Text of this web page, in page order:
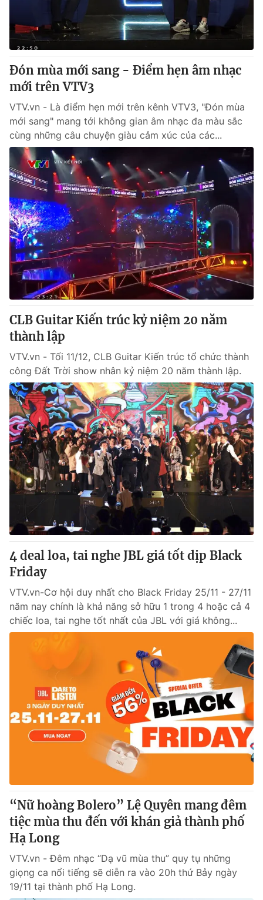
Đón mùa mới sang - Điểm hẹn âm nhạc
mới trên VTV3
VTV.vn - Là điểm hẹn mới trên kênh VTV3, "Đón mùa
mới sang" mang tới không gian âm nhạc đa màu sắc
cùng những câu chuyện giàu cảm xúc của các...
CLB Guitar Kiến trúc kỷ niệm 20 năm
thành lập
VTV.vn - Tối 11/12, CLB Guitar Kiến trúc tổ chức thành
công Đất Trời show nhân kỷ niệm 20 năm thành lập.
4 deal loa, tai nghe JBL giá tốt dịp Black
Friday
VTV.vn-Cơ hội duy nhất cho Black Friday 25/11 - 27/11
năm nay chính là khả năng sở hữu 1 trong 4 hoặc cả 4
chiếc loa, tai nghe tốt nhất của JBL với giá không...
“Nữ hoàng Bolero” Lệ Quyên mang đêm
tiệc mùa thu đến với khán giả thành phố
Hạ Long
VTV.vn - Đêm nhạc “Dạ vũ mùa thu” quy tụ những
giọng ca nổi tiếng sẽ diễn ra vào 20h thứ Bảy ngày
19/11 tại thành phố Hạ Long.